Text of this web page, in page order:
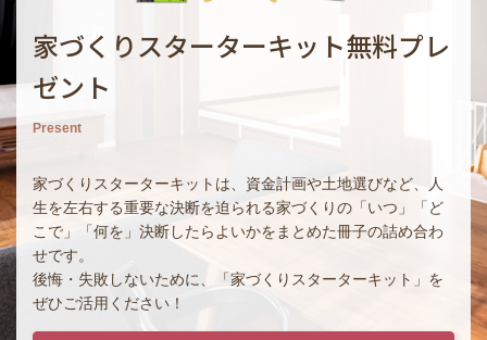
家づくりスターターキット無料プレ
ゼント
Present
家づくりスターターキットは、資金計画や土地選びなど、人
生を左右する重要な決断を迫られる家づくりの「いつ」「ど
こで」「何を」決断したらよいかをまとめた冊子の詰め合わ
せです。
後悔・失敗しないために、「家づくりスターターキット」を
ぜひご活用ください！